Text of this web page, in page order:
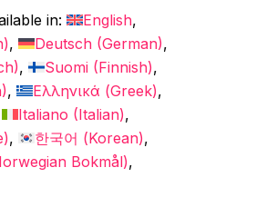
in:
English
) Deutsch (German)
) Suomi (Finnish)
) Ελληνικά (Greek)
Italiano (Italian)
) 한국어 (Korean)
Bokmål)